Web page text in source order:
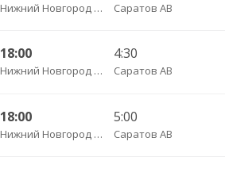
Нижний Новгород Щербинки Саратов АВ
18:00
Нижний Новгород АВ ТПУ Канавинский
4:30
Саратов АВ
18:00
Нижний Новгород АВ ТПУ Канавинский
5:00
Саратов АВ